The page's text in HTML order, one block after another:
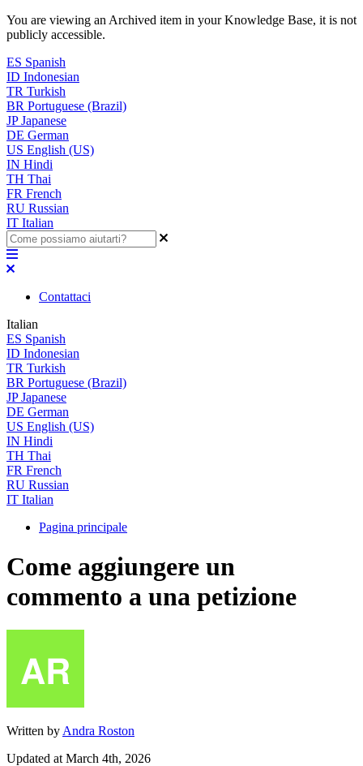
You are viewing an Archived item in your Knowledge Base, it is not
publicly accessible.
ES Spanish
ID Indonesian
TR Turkish
BR Portuguese (Brazil)
JP Japanese
DE German
US English (US)
IN Hindi
TH Thai
FR French
RU Russian
IT Italian
Contattaci
Italian
ES Spanish
ID Indonesian
TR Turkish
BR Portuguese (Brazil)
JP Japanese
DE German
US English (US)
IN Hindi
TH Thai
FR French
RU Russian
IT Italian
Pagina principale
Come aggiungere un
commento a una petizione
Written by Andra Roston
Updated at March 4th, 2026